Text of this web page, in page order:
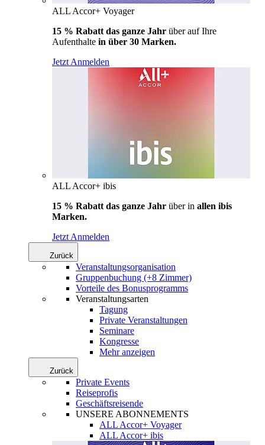
ALL Accor+ Voyager
15 % Rabatt das ganze Jahr über auf Ihre
Aufenthalte in über 30 Marken.
Jetzt Anmelden
ALL Accor+ ibis
15 % Rabatt das ganze Jahr über in allen ibis
Marken.
Jetzt Anmelden
Zurück
Veranstaltungsorganisation
Gruppenbuchung (+8 Zimmer)
Vorteile des Bonusprogramms
Veranstaltungsarten
Tagung
Private Veranstaltungen
Seminare
Kongresse
Mehr anzeigen
Zurück
Private Events
Reiseprofis
Geschäftsreisende
UNSERE ABONNEMENTS
ALL Accor+ Voyager
ALL Accor+ ibis